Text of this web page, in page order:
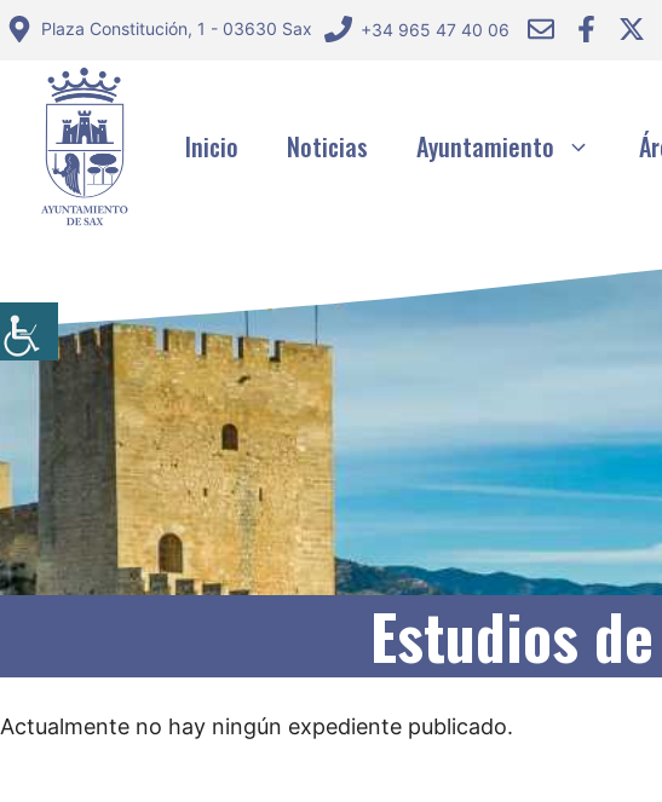
Saltar
contenido
Plaza Constitución, 1 - 03630 Sax +34 965 47 40 06
Inicio Noticias Ayuntamiento
Estudios
Actualmente no hay ningún expediente publicado.